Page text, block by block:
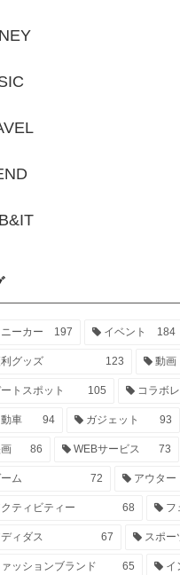
ーカー 197 イベント 184
グッズ 123 動画
トスポット 105 コラボ
車 94 ガジェット 93
86 WEBサービス 73
ム 72 アウター
ティビティー 68 フ
ィダス 67 スポー
ッションブランド 65 イ